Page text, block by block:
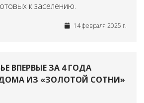
к заселению.
14 февраля 2025 г.
ВПЕРВЫЕ ЗА 4 ГОДА
ИЗ «ЗОЛОТОЙ СОТНИ»